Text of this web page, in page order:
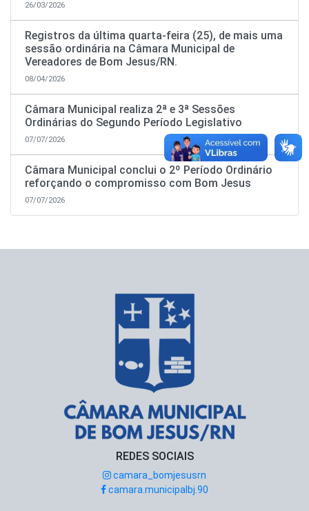
26/03/2026
Registros da última quarta-feira (25), de mais uma
sessão ordinária na Câmara Municipal de
Vereadores de Bom Jesus/RN.
08/04/2026
Câmara Municipal realiza 2ª e 3ª Sessões
Ordinárias do Segundo Período Legislativo
07/07/2026
Câmara Municipal conclui o 2º Período Ordinário
reforçando o compromisso com Bom Jesus
07/07/2026
REDES SOCIAIS
camara_bomjesusrn
camara.municipalbj.90